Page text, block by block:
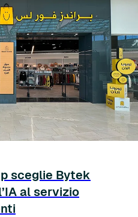
sceglie Bytek
al servizio